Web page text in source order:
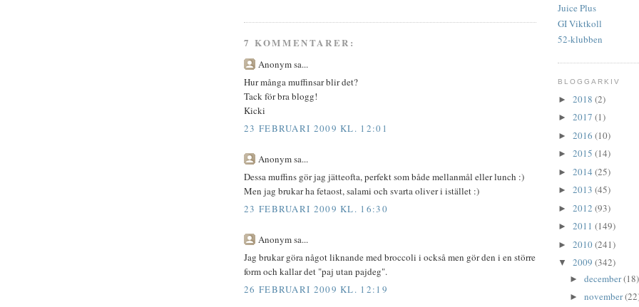
7 KOMMENTARER:
Anonym sa...
Hur många muffinsar blir det?
Tack för bra blogg!
Kicki
23 FEBRUARI 2009 KL. 12:01
Anonym sa...
Dessa muffins gör jag jätteofta, perfekt som både mellanmål eller lunch :)
Men jag brukar ha fetaost, salami och svarta oliver i istället :)
23 FEBRUARI 2009 KL. 16:30
Anonym sa...
Jag brukar göra något liknande med broccoli i också men gör den i en större
form och kallar det "paj utan pajdeg".
26 FEBRUARI 2009 KL. 12:19
Juice Plus
GI Viktkoll
52-klubben
BLOGGARKIV
► 2018 (2)
► 2017 (1)
► 2016 (10)
► 2015 (14)
► 2014 (25)
► 2013 (45)
► 2012 (93)
► 2011 (149)
► 2010(241)
▼ 2009 (342)
► december(18)
► november